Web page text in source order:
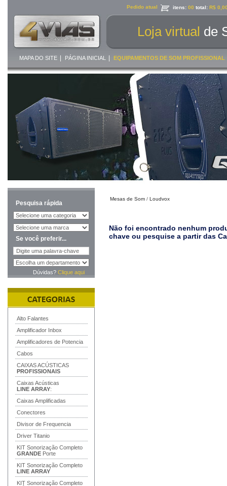
Pedido atual itens: 00 total: R$
Loja virtual de
MAPA DO SITE PÁGINA INICIAL EQUIPAMENTOS DE SOM PROFISSIONAL
Pesquisa rápida
Se você preferir...
Dúvidas? Clique aqui
Alto Falantes
Amplificador Inbox
Amplificadores de Potencia
Cabos
CAIXAS ACÚSTICAS
PROFISSIONAIS
Caixas Acústicas
LINE ARRAY:
Caixas Amplificadas
Conectores
Divisor de Frequencia
Driver Titanio
KIT Sonorização Completo
GRANDE Porte
KIT Sonorização Completo
LINE ARRAY
KIT Sonorização Completo
Mesas de Som / Loudvox
Não foi encontrado nenhum
chave ou pesquise a partir das